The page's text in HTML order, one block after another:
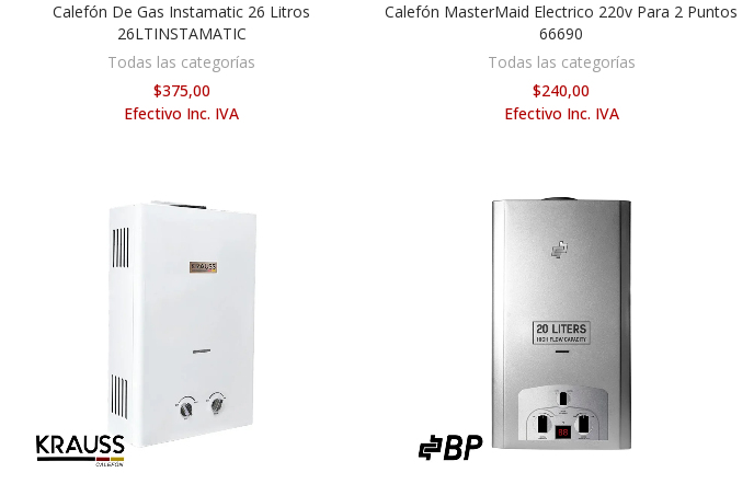
AÑADIR AL CARRITO
Calefón De Gas Instamatic 26 Litros
26LTINSTAMATIC
Todas las categorías
$375,00
Efectivo Inc. IVA
AÑADIR AL CARRITO
Calefón MasterMaid Electrico 220v Para 2 Puntos
66690
Todas las categorías
$240,00
Efectivo Inc. IVA